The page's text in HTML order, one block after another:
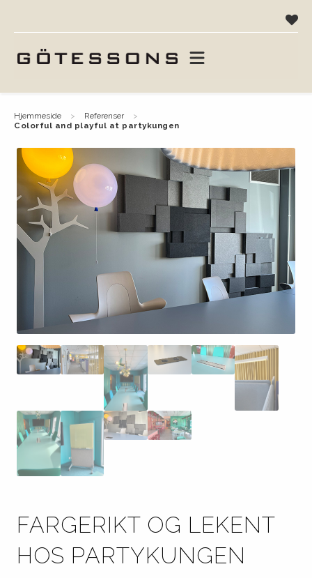
hjemmeside
referenser
colorful and playful at partykungen
FARGERIKT OG LEKENT
HOS PARTYKUNGEN